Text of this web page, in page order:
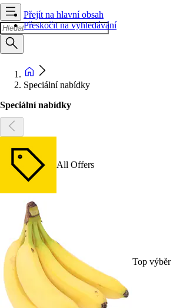
Přejít na hlavní obsah
Přeskočit na vyhledávání
Speciální nabídky
Speciální nabídky
All Offers
Top výběr